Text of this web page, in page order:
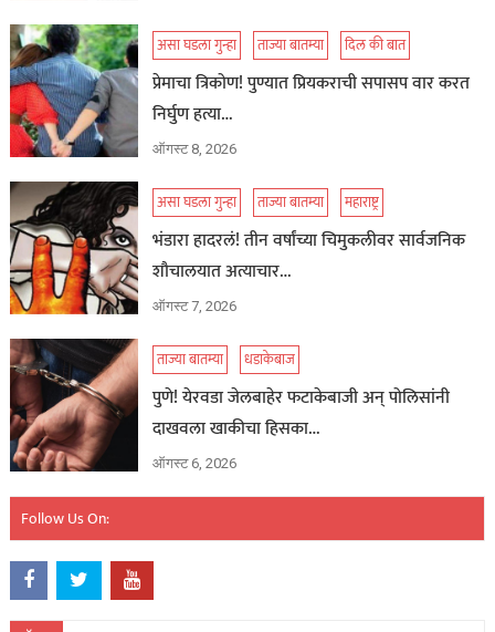
असा घडला गुन्हा ताज्या बातम्या दिल की बात
प्रेमाचा त्रिकोण! पुण्यात प्रियकराची सपासप वार करत
निर्घुण हत्या…
ऑगस्ट 8, 2026
असा घडला गुन्हा ताज्या बातम्या महाराष्ट्र
भंडारा हादरलं! तीन वर्षांच्या चिमुकलीवर सार्वजनिक
शौचालयात अत्याचार…
ऑगस्ट 7, 2026
ताज्या बातम्या धडाकेबाज
पुणे! येरवडा जेलबाहेर फटाकेबाजी अन् पोलिसांनी
दाखवला खाकीचा हिसका…
ऑगस्ट 6, 2026
Follow Us On: